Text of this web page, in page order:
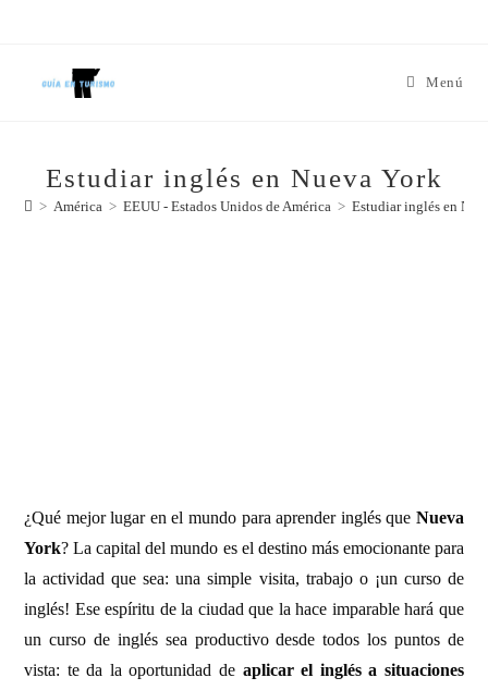
Menú
Estudiar inglés en Nueva York
> América > EEUU - Estados Unidos de América > Estudiar inglés en
¿Qué mejor lugar en el mundo para aprender inglés que Nueva
York? La capital del mundo es el destino más emocionante para
la actividad que sea: una simple visita, trabajo o ¡un curso de
inglés! Ese espíritu de la ciudad que la hace imparable hará que
un curso de inglés sea productivo desde todos los puntos de
vista: te da la oportunidad de aplicar el inglés a situaciones